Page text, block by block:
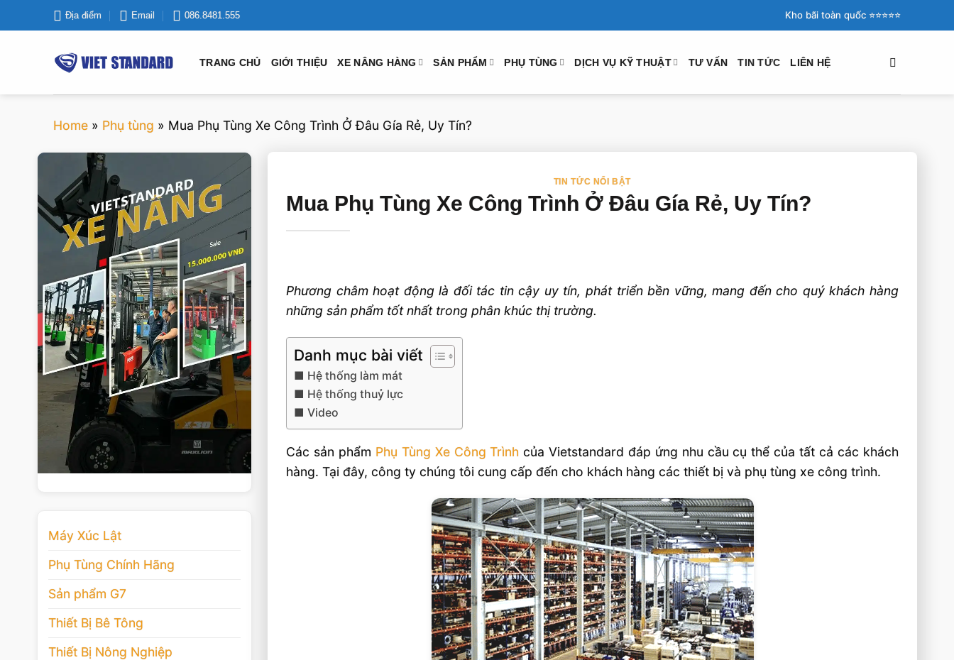
qua
Địa điểm Email 086.8481.555 Kho bãi toàn quốc ⭐️⭐️⭐️⭐️⭐️
TRANG CHỦ GIỚI THIỆU XE NÂNG HÀNG SẢN PHẨM PHỤ TÙNG DỊCH VỤ KỸ THUẬT TƯ VẤN TIN TỨC LIÊN HỆ
Home » Phụ tùng » Mua Phụ Tùng Xe Công Trình Ở Đâu Gía Rẻ, Uy Tín?
VIETSTANDARD VIỆT NAM
Xe-nang
Máy Xúc Lật
Phụ Tùng Chính Hãng
Sản phẩm G7
Thiết Bị Bê Tông
Thiết Bị Nông Nghiệp
TIN TỨC NỔI BẬT
Mua Phụ Tùng Xe Công Trình Ở Đâu Gía Rẻ, Uy Tín?
Phương châm hoạt động là đối tác tin cậy uy tín, phát triển bền vững, mang đến cho quý khách hàng
những sản phẩm tốt nhất trong phân khúc thị trường.
Danh mục bài viết
Hệ thống làm mát
Hệ thống thuỷ lực
Video
Các sản phẩm Phụ Tùng Xe Công Trình của Vietstandard đáp ứng nhu cầu cụ thể của tất cả các khách
hàng. Tại đây, công ty chúng tôi cung cấp đến cho khách hàng các thiết bị và phụ tùng xe công trình.